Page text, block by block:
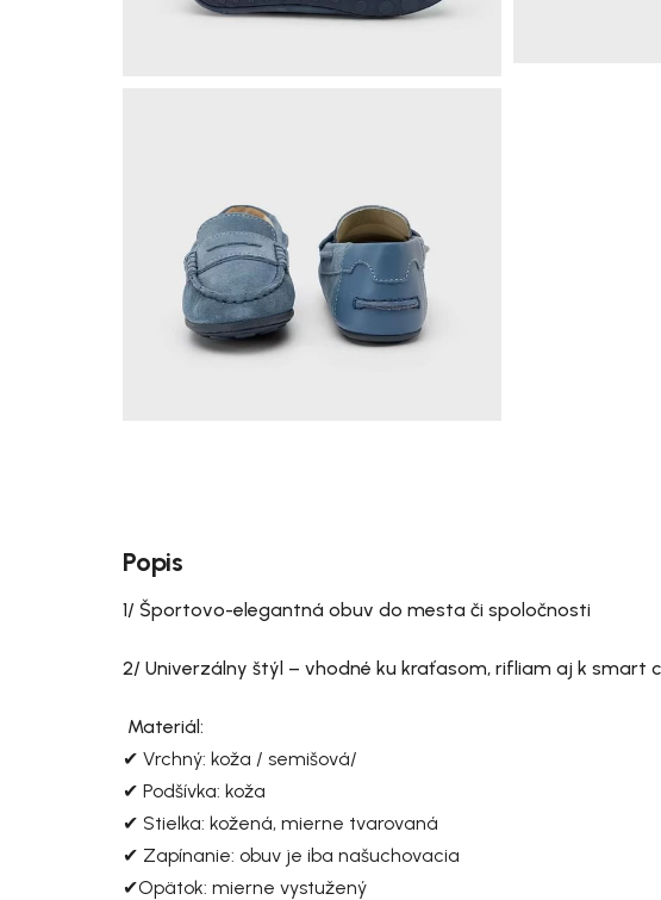
Popis
1/ Športovo-elegantná obuv do mesta či spoločnosti
2/ Univerzálny štýl – vhodné ku kraťasom, rifliam aj k smart
Materiál:
✔ Vrchný: koža / semišová/
✔ Podšívka: koža
✔ Stielka: kožená, mierne tvarovaná
✔ Zapínanie: obuv je iba našuchovacia
✔Opätok: mierne vystužený